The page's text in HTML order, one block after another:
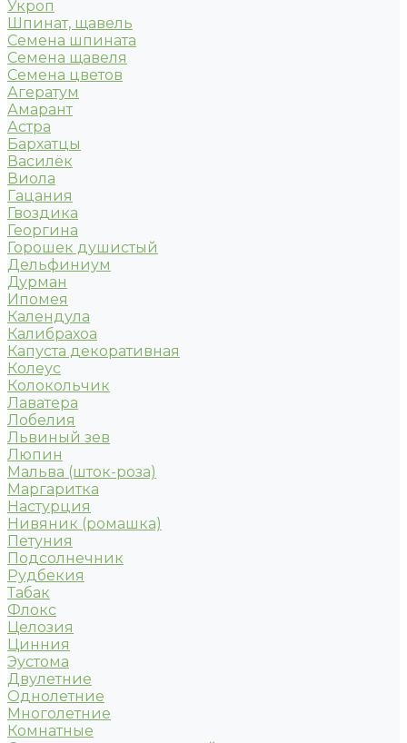
Укроп
Шпинат, щавель
Семена шпината
Семена щавеля
Семена цветов
Агератум
Амарант
Астра
Бархатцы
Василёк
Виола
Гацания
Гвоздика
Георгина
Горошек душистый
Дельфиниум
Дурман
Ипомея
Календула
Калибрахоа
Капуста декоративная
Колеус
Колокольчик
Лаватера
Лобелия
Львиный зев
Люпин
Мальва (шток-роза)
Маргаритка
Настурция
Нивяник (ромашка)
Петуния
Подсолнечник
Рудбекия
Табак
Флокс
Целозия
Цинния
Эустома
Двулетние
Однолетние
Многолетние
Комнатные